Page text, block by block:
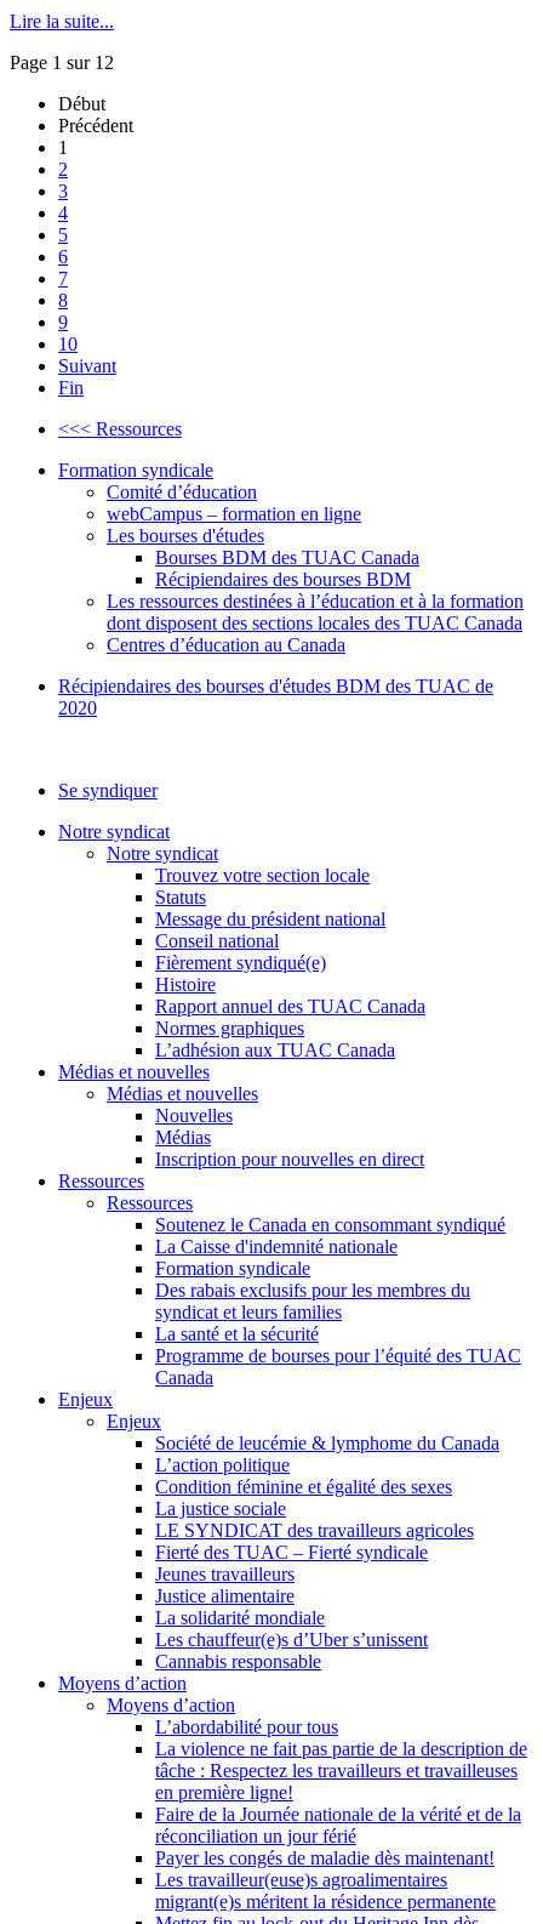
Lire la suite...
Page 1 sur 12
Début
Précédent
1
2
3
4
5
6
7
8
9
10
Suivant
Fin
<<< Ressources
Formation syndicale
Comité d’éducation
webCampus – formation en ligne
Les bourses d'études
Bourses BDM des TUAC Canada
Récipiendaires des bourses BDM
Les ressources destinées à l’éducation et à la formation
dont disposent des sections locales des TUAC Canada
Centres d’éducation au Canada
Récipiendaires des bourses d'études BDM des TUAC de
2020
Se syndiquer
Notre syndicat
Notre syndicat
Trouvez votre section locale
Statuts
Message du président national
Conseil national
Fièrement syndiqué(e)
Histoire
Rapport annuel des TUAC Canada
Normes graphiques
L’adhésion aux TUAC Canada
Médias et nouvelles
Médias et nouvelles
Nouvelles
Médias
Inscription pour nouvelles en direct
Ressources
Ressources
Soutenez le Canada en consommant syndiqué
La Caisse d'indemnité nationale
Formation syndicale
Des rabais exclusifs pour les membres du
syndicat et leurs families
La santé et la sécurité
Programme de bourses pour l’équité des TUAC
Canada
Enjeux
Enjeux
Société de leucémie & lymphome du Canada
L’action politique
Condition féminine et égalité des sexes
La justice sociale
LE SYNDICAT des travailleurs agricoles
Fierté des TUAC – Fierté syndicale
Jeunes travailleurs
Justice alimentaire
La solidarité mondiale
Les chauffeur(e)s d’Uber s’unissent
Cannabis responsable
Moyens d’action
Moyens d’action
L’abordabilité pour tous
La violence ne fait pas partie de la description de
tâche : Respectez les travailleurs et travailleuses
en première ligne!
Faire de la Journée nationale de la vérité et de la
réconciliation un jour férié
Payer les congés de maladie dès maintenant!
Les travailleur(euse)s agroalimentaires
migrant(e)s méritent la résidence permanente